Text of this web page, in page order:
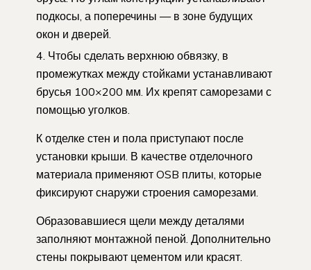
подкосы, а поперечины — в зоне будущих
окон и дверей.
Чтобы сделать верхнюю обвязку, в
промежутках между стойками устанавливают
брусья 100×200 мм. Их крепят саморезами с
помощью уголков.
К отделке стен и пола приступают после
установки крыши. В качестве отделочного
материала применяют OSB плиты, которые
фиксируют снаружи строения саморезами.
Образовавшиеся щели между деталями
заполняют монтажной пеной. Дополнительно
стены покрывают цементом или красят.